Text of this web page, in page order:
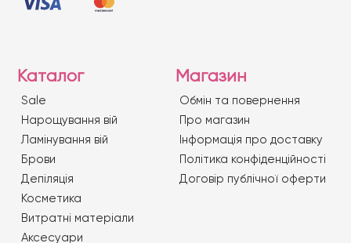
Каталог
Sale
Нарощування вій
Ламінування вій
Брови
Депіляція
Косметика
Витратні матеріали
Аксесуари
Магазин
Обмін та повернення
Про магазин
Iнформація про доставку
Політика конфіденційності
Договір публічної оферти